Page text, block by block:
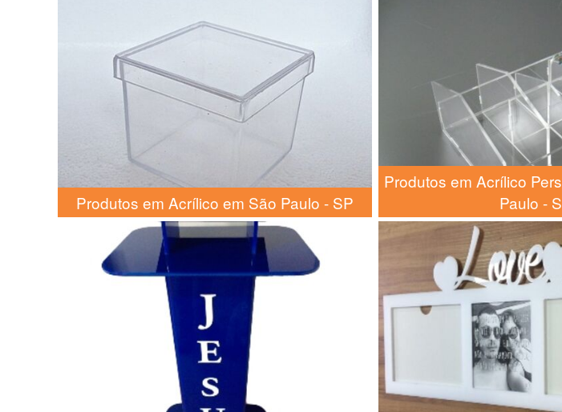
Produtos em Acrílico em São Paulo - SP
Produtos em Acrílico
Paulo -